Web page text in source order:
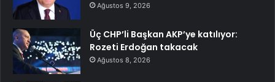
Ağustos 9, 2026
Üç CHP’li Başkan AKP’ye katılıyor:
Rozeti Erdoğan takacak
Ağustos 8, 2026